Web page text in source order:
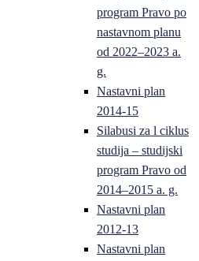
program Pravo po
nastavnom planu
od 2022–2023 a.
g.
Nastavni plan
2014-15
Silabusi za l ciklus
studija – studijski
program Pravo od
2014–2015 a. g.
Nastavni plan
2012-13
Nastavni plan